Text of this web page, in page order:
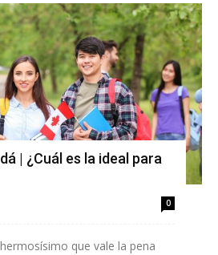
| ¿Cuál es la ideal para
0
que vale la pena